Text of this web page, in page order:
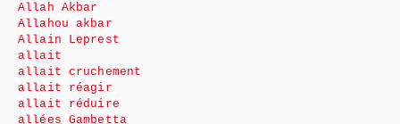
Allah Akbar
Allahou akbar
Allain Leprest
allait
allait cruchement
allait réagir
allait réduire
allées Gambetta